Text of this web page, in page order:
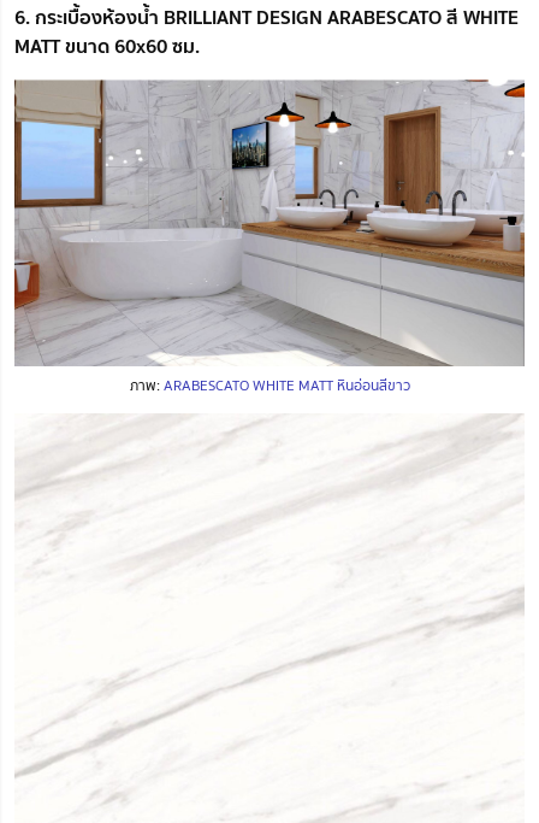
6. กระเบื้องห้องน้ำ BRILLIANT DESIGN ARABESCATO สี WHITE
MATT ขนาด 60x60 ซม.
ภาพ:ARABESCATO WHITE MATT หินอ่อนสีขาว